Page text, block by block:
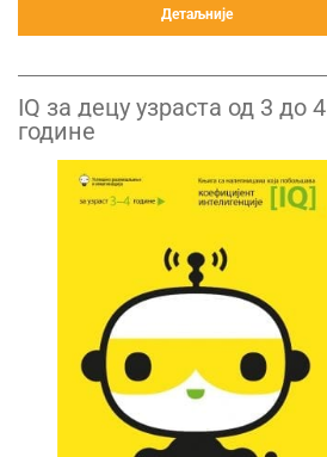
Детаљније
IQ за децу узраста од 3 до 4
године